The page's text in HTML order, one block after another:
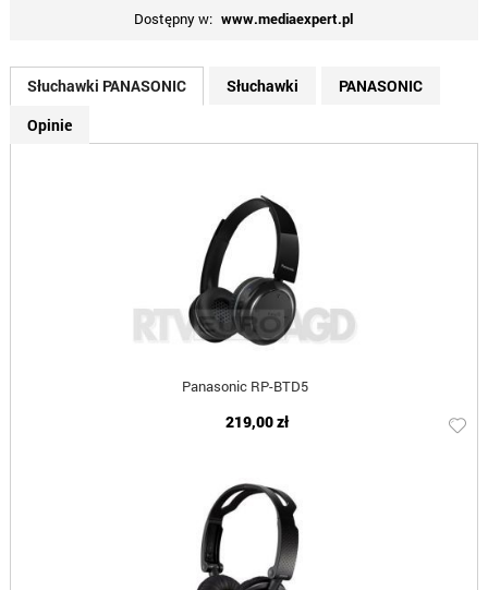
Dostępny w: www.mediaexpert.pl
Słuchawki PANASONIC Słuchawki
PANASONIC
Opinie
Panasonic RP-BTD5
219,00 zł